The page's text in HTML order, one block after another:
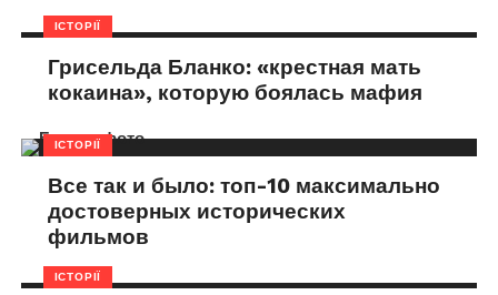
ІСТОРІЇ
Грисельда Бланко: «крестная мать
кокаина», которую боялась мафия
ІСТОРІЇ
Все так и было: топ-10 максимально
достоверных исторических
фильмов
ІСТОРІЇ